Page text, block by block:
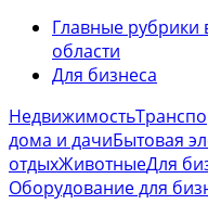
Главные
области
Для бизнеса
Недвижимость
дома и дачиБытовая
отдыхЖивотныеДля
Оборудование для